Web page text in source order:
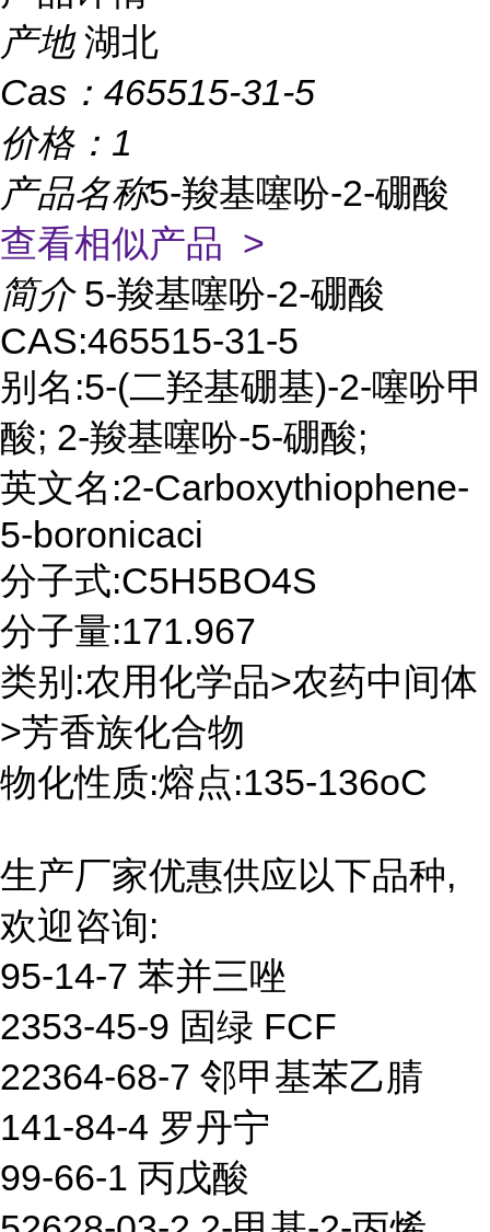
产地 湖北
Cas： 465515-31-5
价格： 1
产品名称5-羧基噻吩-2-硼酸
查看相似产品 >
简介 5-羧基噻吩-2-硼酸
CAS:465515-31-5
别名:5-(二羟基硼基)-2-噻吩甲
酸; 2-羧基噻吩-5-硼酸;
英文名:2-Carboxythiophene-
5-boronicaci
分子式:C5H5BO4S
分子量:171.967
类别:农用化学品>农药中间体
>芳香族化合物
物化性质:熔点:135-136oC
生产厂家优惠供应以下品种,
欢迎咨询:
95-14-7 苯并三唑
2353-45-9 固绿 FCF
22364-68-7 邻甲基苯乙腈
141-84-4 罗丹宁
99-66-1 丙戊酸